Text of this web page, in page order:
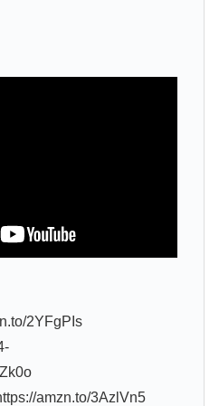
2YFgPIs
amzn.to/3AzlVn5